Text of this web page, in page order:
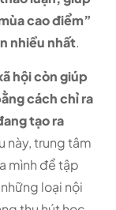
cao điểm”
nhiều nhất.
hội còn giúp
cách chỉ ra
tạo ra
này, trung tâm
mình để tập
loại nội